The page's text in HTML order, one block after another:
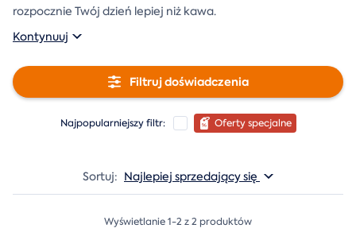
rozpocznie Twój dzień lepiej niż kawa.
Kontynuuj
Filtruj doświadczenia
Najpopularniejszy filtr: Oferty specjalne
Sortuj: Najlepiej sprzedający się
Wyświetlanie 1-2 z 2 produktów